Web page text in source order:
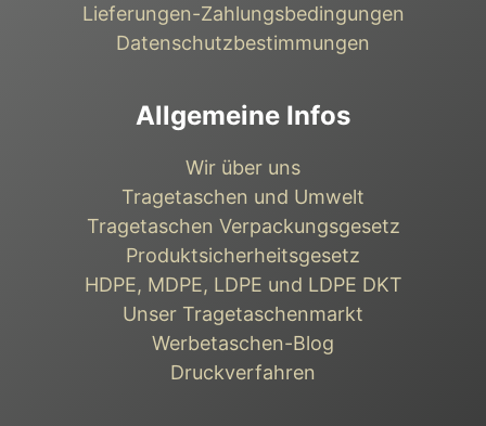
Lieferungen-Zahlungsbedingungen
Datenschutzbestimmungen
Allgemeine Infos
Wir über uns
Tragetaschen und Umwelt
Tragetaschen Verpackungsgesetz
Produktsicherheitsgesetz
HDPE, MDPE, LDPE und LDPE DKT
Unser Tragetaschenmarkt
Werbetaschen-Blog
Druckverfahren